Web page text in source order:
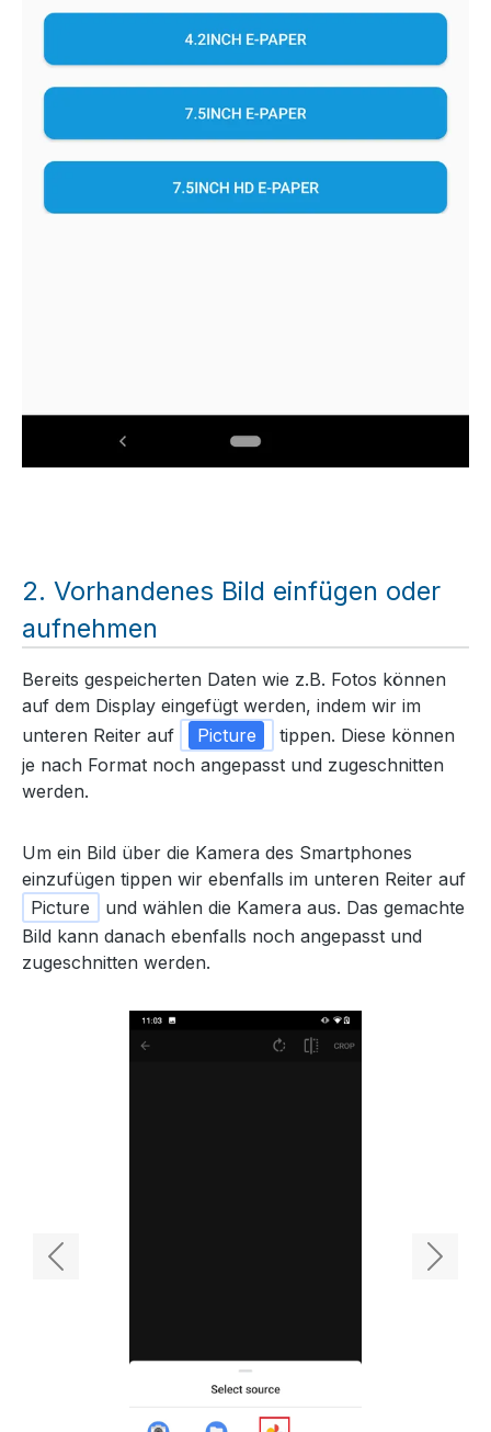
Vorhandenes Bild einfügen oder
aufnehmen
Bereits gespeicherten Daten wie z.B. Fotos können
auf dem Display eingefügt werden, indem wir im
unteren Reiter auf
Picture
tippen. Diese können
je nach Format noch angepasst und zugeschnitten
werden.
Um ein Bild über die Kamera des Smartphones
einzufügen tippen wir ebenfalls im unteren Reiter auf
Picture
und wählen die Kamera aus. Das gemachte
Bild kann danach ebenfalls noch angepasst und
zugeschnitten werden.
Previous Next